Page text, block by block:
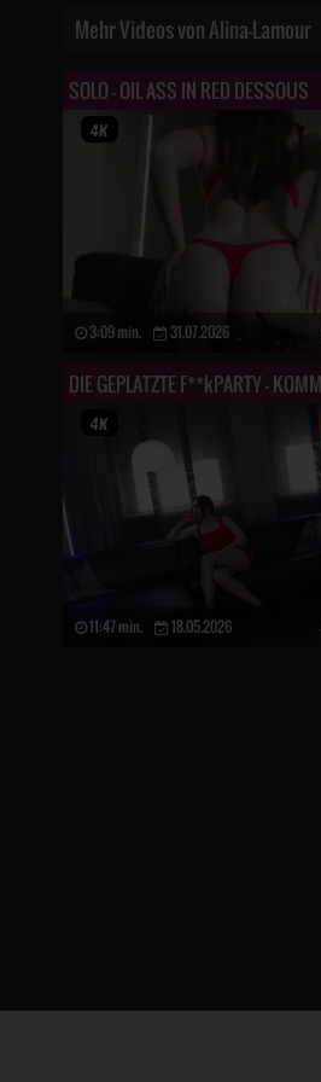
Mehr Videos von Alina-Lamour
SOLO - OIL ASS IN RED DESSOUS
3:09 min. 31.07.2026
11:47 min. 18.05.2026